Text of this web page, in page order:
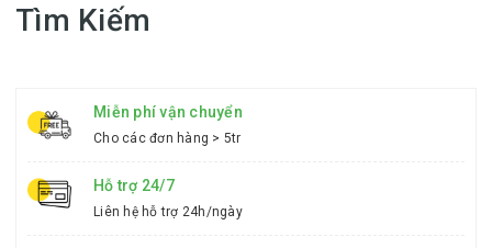
Tìm Kiếm
Miễn phí vận chuyển
Cho các đơn hàng > 5tr
Hỗ trợ 24/7
Liên hệ hỗ trợ 24h/ngày